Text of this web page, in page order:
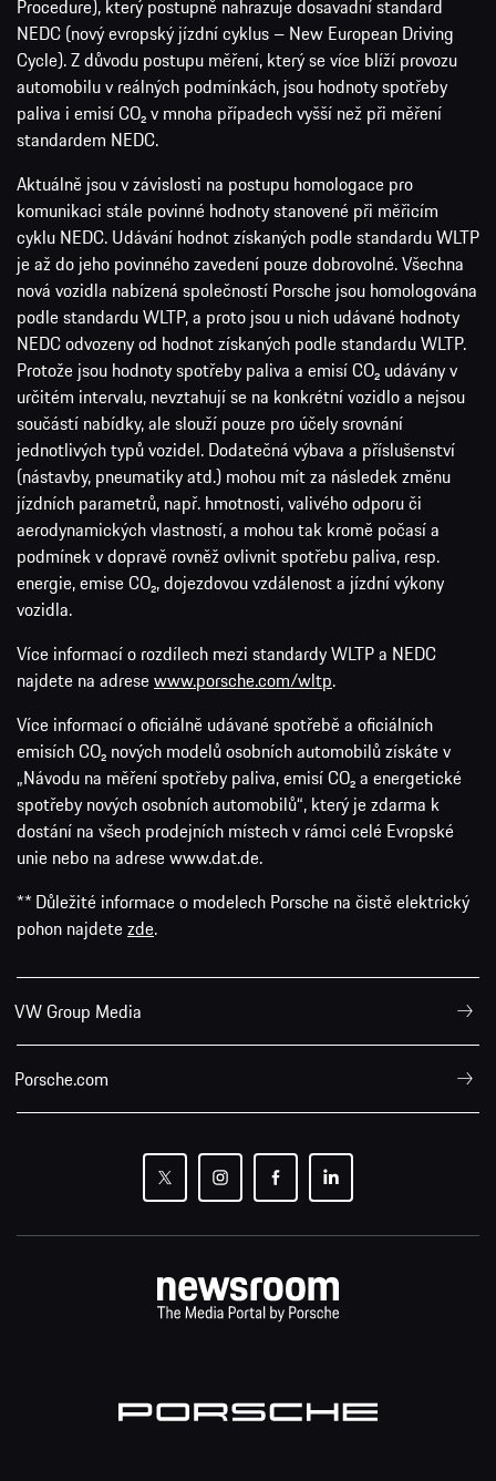
Aktuálně jsou v závislosti na postupu homologace pro
komunikaci stále povinné hodnoty stanovené při měřicím
cyklu NEDC. Udávání hodnot získaných podle standardu WLTP
je až do jeho povinného zavedení pouze dobrovolné. Všechna
nová vozidla nabízená společností Porsche jsou homologována
podle standardu WLTP, a proto jsou u nich udávané hodnoty
NEDC odvozeny od hodnot získaných podle standardu WLTP.
Protože jsou hodnoty spotřeby paliva a emisí CO₂ udávány v
určitém intervalu, nevztahují se na konkrétní vozidlo a nejsou
součástí nabídky, ale slouží pouze pro účely srovnání
jednotlivých typů vozidel. Dodatečná výbava a příslušenství
(nástavby, pneumatiky atd.) mohou mít za následek změnu
jízdních parametrů, např. hmotnosti, valivého odporu či
aerodynamických vlastností, a mohou tak kromě počasí a
podmínek v dopravě rovněž ovlivnit spotřebu paliva, resp.
energie, emise CO₂, dojezdovou vzdálenost a jízdní výkony
vozidla.
Více informací o rozdílech mezi standardy WLTP a NEDC
najdete na adresewww.porsche.com/wltp.
Více informací o oficiálně udávané spotřebě a oficiálních
emisích CO₂ nových modelů osobních automobilů získáte v
„Návodu na měření spotřeby paliva, emisí CO₂ a energetické
dostání na všech prodejních místech v rámci celé Evropské
unie nebo na adrese www.dat.de.
** Důležité informace o modelech Porsche na čistě elektrický
pohon najdetezde.
VW Group Media
Porsche.com